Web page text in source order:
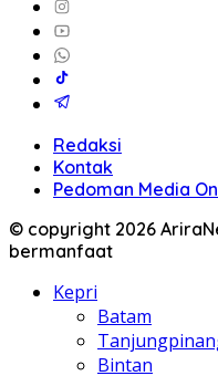
Redaksi
Kontak
Pedoman Media
© copyright 2026
bermanfaat
Kepri
Batam
Bintan